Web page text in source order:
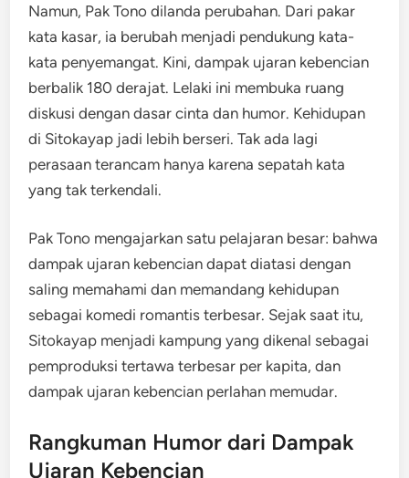
Namun, Pak Tono dilanda perubahan. Dari pakar
kata kasar, ia berubah menjadi pendukung kata-
kata penyemangat. Kini, dampak ujaran kebencian
berbalik 180 derajat. Lelaki ini membuka ruang
diskusi dengan dasar cinta dan humor. Kehidupan
di Sitokayap jadi lebih berseri. Tak ada lagi
perasaan terancam hanya karena sepatah kata
yang tak terkendali.
Pak Tono mengajarkan satu pelajaran besar: bahwa
dampak ujaran kebencian dapat diatasi dengan
saling memahami dan memandang kehidupan
sebagai komedi romantis terbesar. Sejak saat itu,
Sitokayap menjadi kampung yang dikenal sebagai
pemproduksi tertawa terbesar per kapita, dan
dampak ujaran kebencian perlahan memudar.
Rangkuman Humor dari Dampak
Ujaran Kebencian